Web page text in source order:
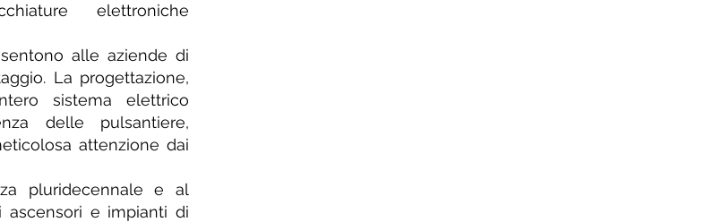
elettroniche
alle aziende di
La progettazione,
sistema elettrico
delle pulsantiere,
attenzione dai
pluridecennale e al
e impianti di